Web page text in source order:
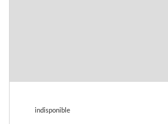
indisponible